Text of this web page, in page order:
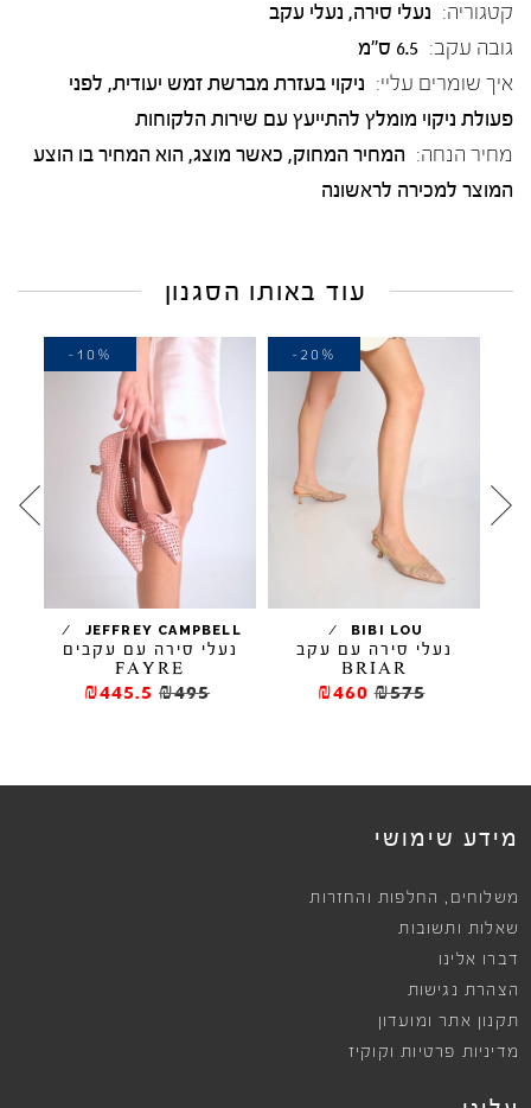
קטגוריה: נעלי סירה, נעלי עקב
גובה עקב: 6.5 ס"מ
איך שומרים עליי: ניקוי בעזרת מברשת זמש יעודית, לפני
פעולת ניקוי מומלץ להתייעץ עם שירות הלקוחות
מחיר הנחה: המחיר המחוק, כאשר מוצג, הוא המחיר בו הוצע
המוצר למכירה לראשונה
עוד באותו הסגנון
BIBI LOU
/
נעלי סירה עם עקב
BRIAR
₪575
₪460
-20%
JEFFREY CAMPBELL
/
נעלי סירה עם עקבים
FAYRE
₪495
₪445.5
-10%
מידע שימושי
משלוחים , החלפות והחזרות
שאלות ותשובות
דברו אלינו
הצהרת נגישות
תקנון אתר ומועדון
מדיניות פרטיות וקוקיז